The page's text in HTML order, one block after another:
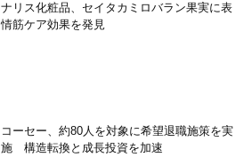
ナリス化粧品、セイタカミロバラン果実に表
情筋ケア効果を発見
コーセー、約80人を対象に希望退職施策を実
施 構造転換と成長投資を加速